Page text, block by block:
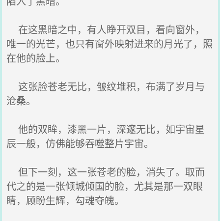
在这黑暗之中，有人睁开双目，看向窗外，
唯一的光芒，也只有窗外映射进来的月光了，照
在他的脸上。
这张脸苍老无比，皱纹堆积，布满了岁月与
沧桑。
他的双眸，漆黑一片，深邃无比，如宇宙星
辰一般，仿佛能够吞噬整片宇宙。
但下一刻，这一张苍老的脸，消失了。取而
代之的是一张倾城倾国的脸，尤其是那一双眼
睛，顾盼生辉，勾魂夺魄。